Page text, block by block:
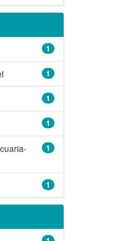
1
1
1
1
1
1